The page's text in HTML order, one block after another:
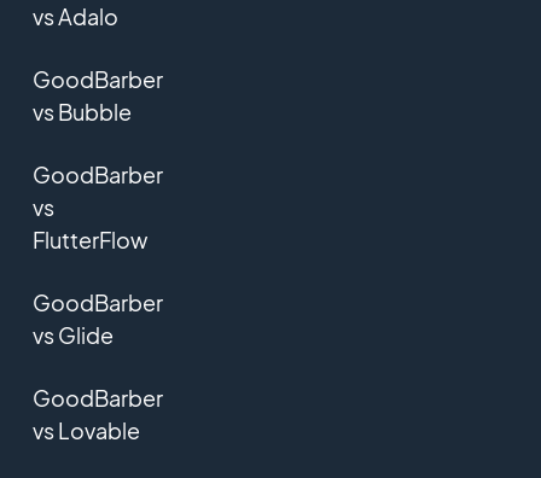
vs Adalo
GoodBarber
vs Bubble
GoodBarber
vs
FlutterFlow
GoodBarber
vs Glide
GoodBarber
vs Lovable